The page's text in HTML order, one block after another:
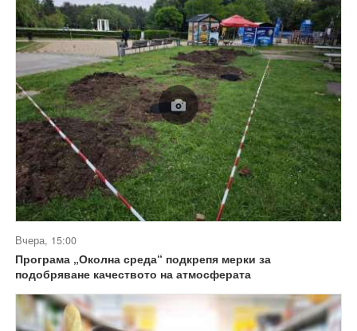
Вчера, 15:00
Програма „Околна среда“ подкрепя мерки за
подобряване качеството на атмосферата